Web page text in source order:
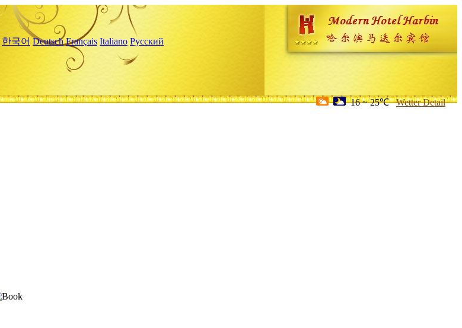
한국어 Deutsch Français Italiano Русский
16 ~ 25℃ Wetter Detail